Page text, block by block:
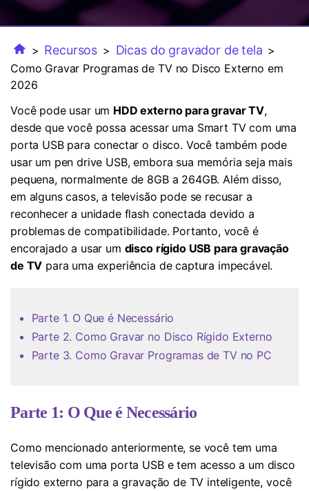
Vídeo/Áudio
Usuários educacionais desfrutam
Usuários de DVD
Usuários de Redes Sociais
Usuários de Mac
MAIS SOLUÇÕES
Todas as informações que você precisa para usar o
Vídeo Tutorial
Assista ao tutorial em vídeo para aprender como usar o
Especificaciones Técnicas
Uma lista de todos os formatos, dispositivos e GPUs
suportados pelo UniConverter.
O que há de novo?
Os produtos e atualizações mais recentes.
> Recursos > Dicas do gravador de tela >
Como Gravar Programas de TV no Disco Externo em
2026
Você pode usar um HDD externo para gravar TV,
desde que você possa acessar uma Smart TV com uma
porta USB para conectar o disco. Você também pode
usar um pen drive USB, embora sua memória seja mais
pequena, normalmente de 8GB a 264GB. Além disso,
em alguns casos, a televisão pode se recusar a
reconhecer a unidade flash conectada devido a
problemas de compatibilidade. Portanto, você é
encorajado a usar um disco rígido USB para gravação
de TV para uma experiência de captura impecável.
Parte 1. O Que é Necessário
Parte 2. Como Gravar no Disco Rígido Externo
Parte 3. Como Gravar Programas de TV no PC
Parte 1: O Que é Necessário
Como mencionado anteriormente, se você tem uma
televisão com uma porta USB e tem acesso a um disco
rígido externo para a gravação de TV inteligente, você